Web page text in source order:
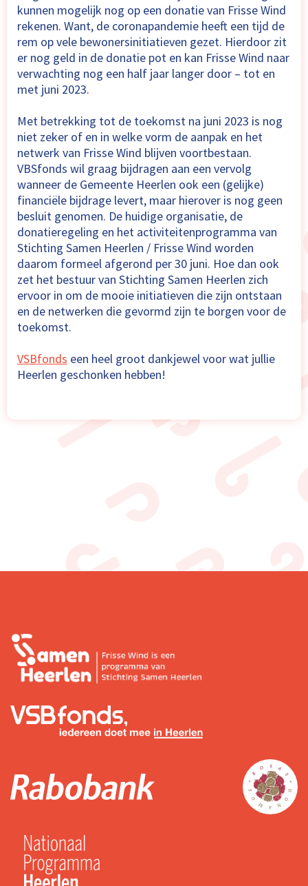
kunnen mogelijk nog op een donatie van Frisse Wind
rekenen. Want, de coronapandemie heeft een tijd de
rem op vele bewonersinitiatieven gezet. Hierdoor zit
er nog geld in de donatie pot en kan Frisse Wind naar
verwachting nog een half jaar langer door – tot en
met juni 2023.
Met betrekking tot de toekomst na juni 2023 is nog
niet zeker of en in welke vorm de aanpak en het
netwerk van Frisse Wind blijven voortbestaan.
VBSfonds wil graag bijdragen aan een vervolg
wanneer de Gemeente Heerlen ook een (gelijke)
financiële bijdrage levert, maar hierover is nog geen
besluit genomen. De huidige organisatie, de
donatieregeling en het activiteitenprogramma van
Stichting Samen Heerlen / Frisse Wind worden
daarom formeel afgerond per 30 juni. Hoe dan ook
zet het bestuur van Stichting Samen Heerlen zich
ervoor in om de mooie initiatieven die zijn ontstaan
en de netwerken die gevormd zijn te borgen voor de
toekomst.
VSBfonds een heel groot dankjewel voor wat jullie
Heerlen geschonken hebben!